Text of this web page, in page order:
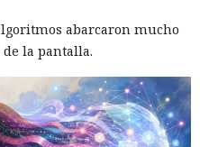
abarcaron mucho
la pantalla.